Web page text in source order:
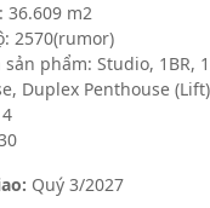
36.609 m2
2570(rumor)
phẩm: Studio, 1BR,
Duplex Penthouse (Lift)
Quý 3/2027